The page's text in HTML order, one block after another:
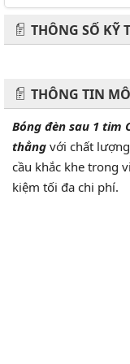
THÔNG SỐ KỸ
THÔNG TIN
Bóng đèn sau 1 tim
thẳng với chất
cầu khắc khe trong
kiệm tối đa chi phí.